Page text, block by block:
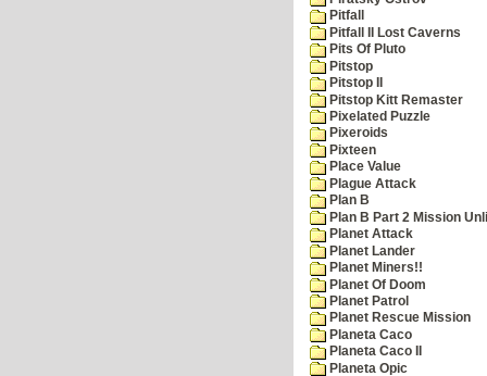
Pitfall
Pitfall II Lost Caverns
Pits Of Pluto
Pitstop
Pitstop II
Pitstop Kitt Remaster
Pixelated Puzzle
Pixeroids
Pixteen
Place Value
Plague Attack
Plan B
Plan B Part 2 Mission
Planet Attack
Planet Lander
Planet Miners!!
Planet Of Doom
Planet Patrol
Planet Rescue Mission
Planeta Caco
Planeta Caco II
Planeta Opic